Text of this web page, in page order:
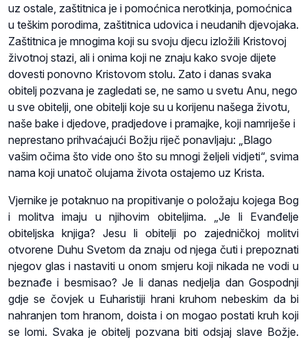
uz ostale, zaštitnica je i pomoćnica nerotkinja, pomoćnica
u teškim porodima, zaštitnica udovica i neudanih djevojaka.
Zaštitnica je mnogima koji su svoju djecu izložili Kristovoj
životnoj stazi, ali i onima koji ne znaju kako svoje dijete
dovesti ponovno Kristovom stolu. Zato i danas svaka
obitelj pozvana je zagledati se, ne samo u svetu Anu, nego
u sve obitelji, one obitelji koje su u korijenu našega životu,
naše bake i djedove, pradjedove i pramajke, koji namriješe i
neprestano prihvaćajući Božju riječ ponavljaju: „Blago
vašim očima što vide ono što su mnogi željeli vidjeti“, svima
nama koji unatoč olujama života ostajemo uz Krista.
Vjernike je potaknuo na propitivanje o položaju kojega Bog
i molitva imaju u njihovim obiteljima. „Je li Evanđelje
obiteljska knjiga? Jesu li obitelji po zajedničkoj molitvi
otvorene Duhu Svetom da znaju od njega čuti i prepoznati
njegov glas i nastaviti u onom smjeru koji nikada ne vodi u
beznađe i besmisao? Je li danas nedjelja dan Gospodnji
gdje se čovjek u Euharistiji hrani kruhom nebeskim da bi
nahranjen tom hranom, doista i on mogao postati kruh koji
se lomi. Svaka je obitelj pozvana biti odsjaj slave Božje.